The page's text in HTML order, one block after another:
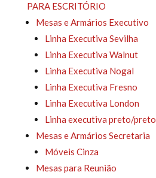
PARA ESCRITÓRIO
Mesas e Armários Executivo
Linha Executiva Sevilha
Linha Executiva Walnut
Linha Executiva Nogal
Linha Executiva Fresno
Linha Executiva London
Linha executiva preto/preto
Mesas e Armários Secretaria
Móveis Cinza
Mesas para Reunião